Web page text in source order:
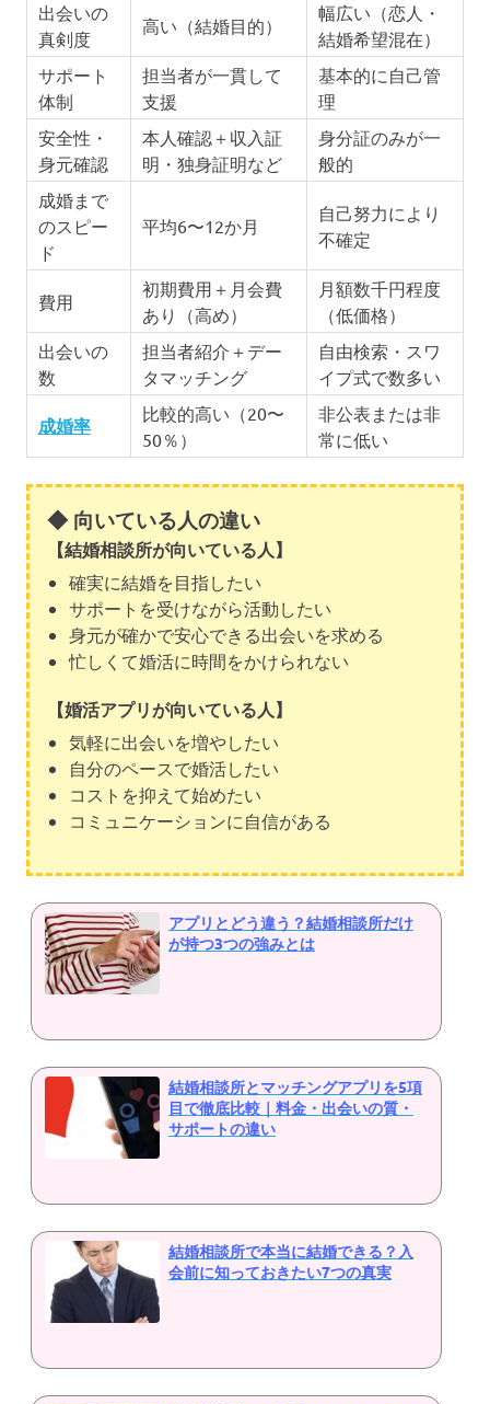
出会いの
真剣度
高い（結婚目的）
幅広い（恋人・
結婚希望混在）
サポート
体制
担当者が一貫して
支援
基本的に自己管
理
安全性・
身元確認
本人確認＋収入証
明・独身証明など
身分証のみが一
般的
成婚まで
のスピー
ド
平均6〜12か月
自己努力により
不確定
費用
初期費用＋月会費
あり（高め）
月額数千円程度
（低価格）
出会いの
数
担当者紹介＋デー
タマッチング
自由検索・スワ
イプ式で数多い
成婚率
比較的高い（20〜
50％）
非公表または非
常に低い
◆ 向いている人の違い
【結婚相談所が向いている人】
確実に結婚を目指したい
サポートを受けながら活動したい
身元が確かで安心できる出会いを求める
忙しくて婚活に時間をかけられない
【婚活アプリが向いている人】
気軽に出会いを増やしたい
自分のペースで婚活したい
コストを抑えて始めたい
コミュニケーションに自信がある
アプリとどう違う？結婚相談所だけ
が持つ3つの強みとは
結婚相談所とマッチングアプリを5項
目で徹底比較｜料金・出会いの質・
サポートの違い
結婚相談所で本当に結婚できる？入
会前に知っておきたい7つの真実